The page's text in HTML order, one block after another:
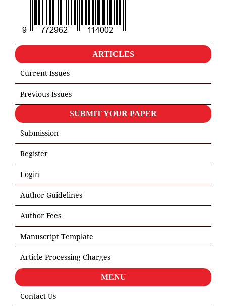
ARTICLES
Current Issues
Previous Issues
SUBMIT YOUR PAPER
Submission
Register
Login
Author Guidelines
Author Fees
Manuscript Template
Article Processing Charges
MENU
Contact Us